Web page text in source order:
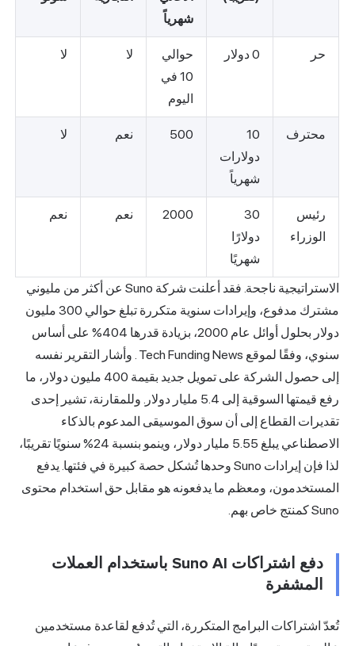
حوالي
لا
10
دولارات
نعم
30
دولارًا
نعم
الاستراتيجية ناجحة. فقد أعلنت شركة Suno عن أكثر من مليوني
مشترك مدفوع، وإيرادات سنوية متكررة تبلغ حوالي 300 مليون
دولار بحلول أوائل عام 2000، بزيادة قدرها 404% على أساس
وفقًا لموقع Tech Funding News
. وأشار التقرير نفسه
إلى حصول الشركة على تمويل جديد بقيمة 400 مليون دولار، ما
رفع قيمتها السوقية إلى 5.4 مليار دولار. وللمقارنة، تشير إحدى
القطاع إلى أن سوق الموسيقى المدعوم بالذكاء
الاصطناعي يبلغ 5.55 مليار دولار، وينمو بنسبة 24% سنويًا تقريبًا،
لذا فإن إيرادات Suno وحدها تُشكل حصة كبيرة في فئتها. يدفع
ومعظم ما يدفعونه هو مقابل حق استخدام محتوى
دفع اشتراكات Suno AI باستخدام العملات
البرامج المتكررة، التي تُدفع لقاعدة مستخدمين